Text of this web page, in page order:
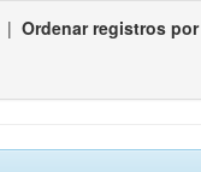
| Ordenar registros por